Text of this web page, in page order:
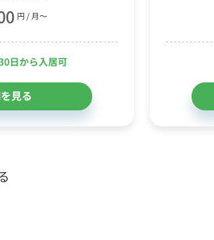
円 / 月〜
日から入居可
見る